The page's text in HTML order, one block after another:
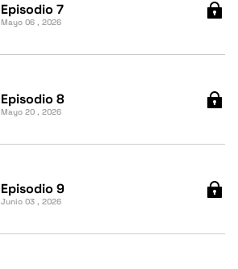
Episodio 7
Mayo 06 , 2026
Episodio 8
Mayo 20 , 2026
Episodio 9
Junio 03 , 2026